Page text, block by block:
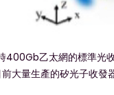
乙太網的標準光
量生產的矽光子收發